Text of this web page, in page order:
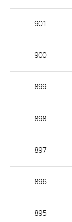
론
호,
901
900
899
898
897
896
895